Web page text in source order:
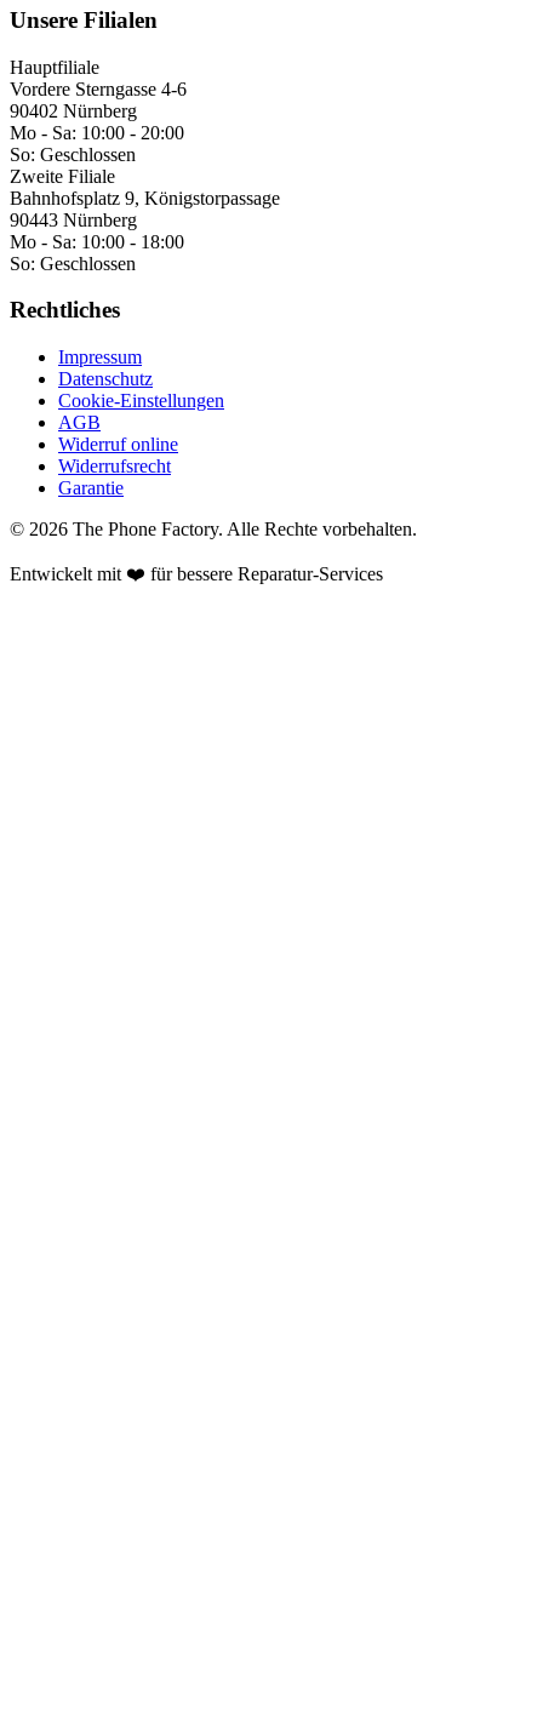
Unsere Filialen
Hauptfiliale
Vordere Sterngasse 4-6
90402 Nürnberg
Mo - Sa: 10:00 - 20:00
So: Geschlossen
Zweite Filiale
Bahnhofsplatz 9, Königstorpassage
90443 Nürnberg
Mo - Sa: 10:00 - 18:00
So: Geschlossen
Rechtliches
Impressum
Datenschutz
Cookie-Einstellungen
AGB
Widerruf online
Widerrufsrecht
Garantie
© 2026 The Phone Factory. Alle Rechte vorbehalten.
Entwickelt mit ❤️ für bessere Reparatur-Services